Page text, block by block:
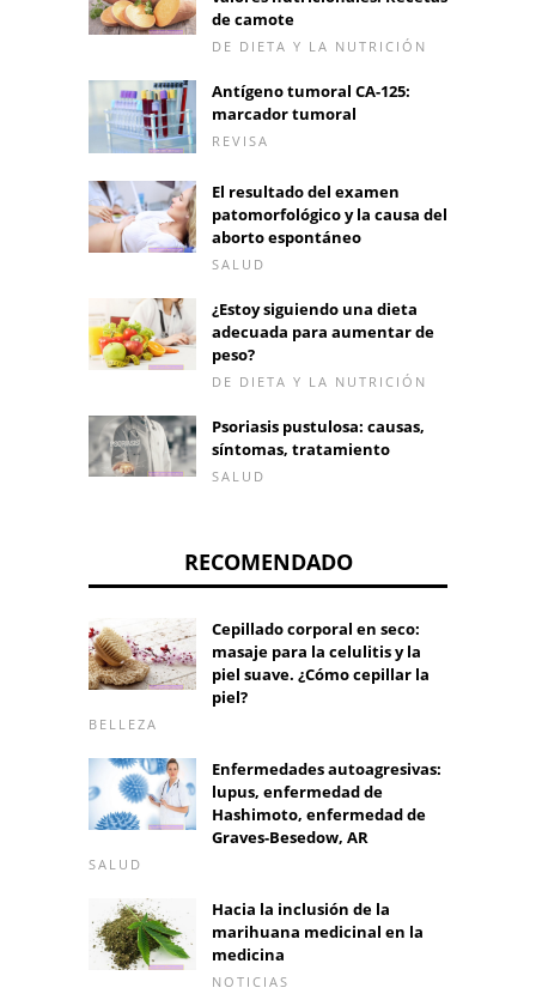
de camote
DE DIETA Y LA NUTRICIÓN
Antígeno tumoral CA-125:
marcador tumoral
REVISA
El resultado del examen
patomorfológico y la causa del
aborto espontáneo
SALUD
¿Estoy siguiendo una dieta
adecuada para aumentar de
peso?
DE DIETA Y LA NUTRICIÓN
Psoriasis pustulosa: causas,
síntomas, tratamiento
SALUD
RECOMENDADO
Cepillado corporal en seco:
masaje para la celulitis y la
piel suave. ¿Cómo cepillar la
piel?
BELLEZA
Enfermedades autoagresivas:
lupus, enfermedad de
Hashimoto, enfermedad de
Graves-Besedow, AR
SALUD
Hacia la inclusión de la
marihuana medicinal en la
medicina
NOTICIAS